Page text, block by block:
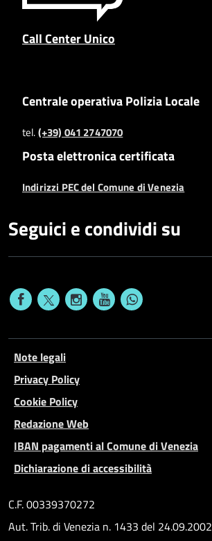
Call Center Unico
Centrale operativa Polizia Locale
tel.(+39) 041 2747070
Posta elettronica certificata
Indirizzi PEC del Comune di Venezia
Seguici e condividi su
Note legali
Privacy Policy
Cookie Policy
Redazione Web
IBAN pagamenti al Comune di Venezia
Dichiarazione di accessibilità
C.F. 00339370272
Aut. Trib. di Venezia n. 1433 del 24.09.2002